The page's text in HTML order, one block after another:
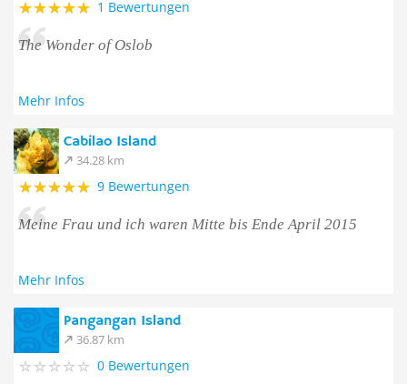
1 Bewertungen
The Wonder of Oslob
Mehr Infos
Cabilao Island
34.28 km
9 Bewertungen
Meine Frau und ich waren Mitte bis Ende April 2015
Mehr Infos
Pangangan Island
36.87 km
0 Bewertungen